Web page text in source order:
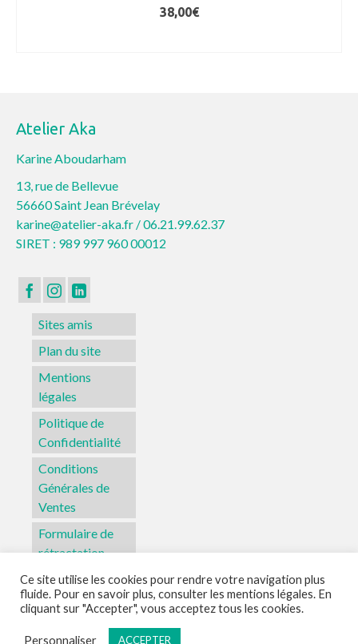
38,00€
Atelier Aka
Karine Aboudarham
13, rue de Bellevue
56660 Saint Jean Brévelay
karine@atelier-aka.fr /06.21.99.62.37
SIRET : 989 997 960 00012
Sites amis
Plan du site
Mentions
légales
Politique de
Confidentialité
Conditions
Générales de
Ventes
Formulaire de
rétractation
Sites amis Plan du site Mentions légales Politique de Confidentialité
Ce site utilise les cookies pour rendre votre navigation plus
fluide. Pour en savoir plus, consulter les mentions légales. En
cliquant sur "Accepter", vous acceptez tous les cookies.
Personnaliser ACCEPTER